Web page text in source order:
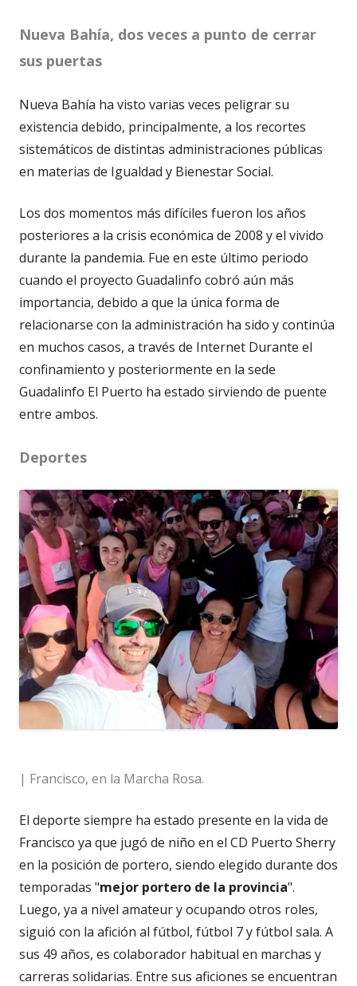
Nueva Bahía, dos veces a punto de cerrar
sus puertas
Nueva Bahía ha visto varias veces peligrar su
existencia debido, principalmente, a los recortes
sistemáticos de distintas administraciones públicas
en materias de Igualdad y Bienestar Social.
Los dos momentos más difíciles fueron los años
posteriores a la crisis económica de 2008 y el vivido
durante la pandemia. Fue en este último periodo
cuando el proyecto Guadalinfo cobró aún más
importancia, debido a que la única forma de
relacionarse con la administración ha sido y continúa
en muchos casos, a través de Internet Durante el
confinamiento y posteriormente en la sede
Guadalinfo El Puerto ha estado sirviendo de puente
entre ambos.
Deportes
| Francisco, en la Marcha Rosa.
El deporte siempre ha estado presente en la vida de
Francisco ya que jugó de niño en el CD Puerto Sherry
en la posición de portero, siendo elegido durante dos
temporadas "mejor portero de la provincia".
Luego, ya a nivel amateur y ocupando otros roles,
siguió con la afición al fútbol, fútbol 7 y fútbol sala. A
sus 49 años, es colaborador habitual en marchas y
carreras solidarias. Entre sus aficiones se encuentran